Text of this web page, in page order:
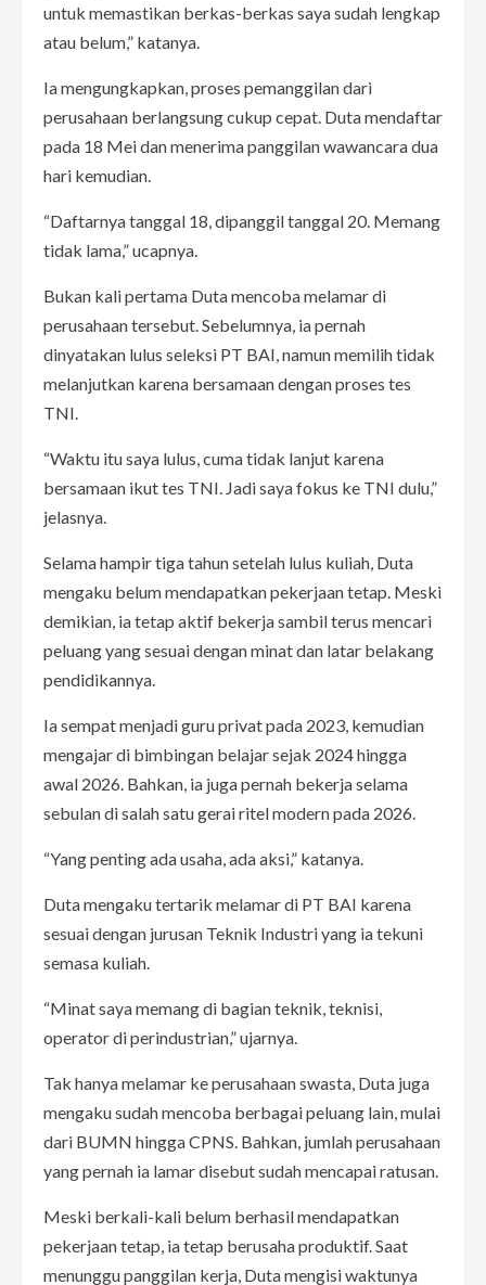
untuk memastikan berkas-berkas saya sudah lengkap
atau belum,” katanya.
Ia mengungkapkan, proses pemanggilan dari
perusahaan berlangsung cukup cepat. Duta mendaftar
pada 18 Mei dan menerima panggilan wawancara dua
hari kemudian.
“Daftarnya tanggal 18, dipanggil tanggal 20. Memang
tidak lama,” ucapnya.
Bukan kali pertama Duta mencoba melamar di
perusahaan tersebut. Sebelumnya, ia pernah
dinyatakan lulus seleksi PT BAI, namun memilih tidak
melanjutkan karena bersamaan dengan proses tes
TNI.
“Waktu itu saya lulus, cuma tidak lanjut karena
bersamaan ikut tes TNI. Jadi saya fokus ke TNI dulu,”
jelasnya.
Selama hampir tiga tahun setelah lulus kuliah, Duta
mengaku belum mendapatkan pekerjaan tetap. Meski
demikian, ia tetap aktif bekerja sambil terus mencari
peluang yang sesuai dengan minat dan latar belakang
pendidikannya.
Ia sempat menjadi guru privat pada 2023, kemudian
mengajar di bimbingan belajar sejak 2024 hingga
awal 2026. Bahkan, ia juga pernah bekerja selama
sebulan di salah satu gerai ritel modern pada 2026.
“Yang penting ada usaha, ada aksi,” katanya.
Duta mengaku tertarik melamar di PT BAI karena
sesuai dengan jurusan Teknik Industri yang ia tekuni
semasa kuliah.
“Minat saya memang di bagian teknik, teknisi,
operator di perindustrian,” ujarnya.
Tak hanya melamar ke perusahaan swasta, Duta juga
mengaku sudah mencoba berbagai peluang lain, mulai
dari BUMN hingga CPNS. Bahkan, jumlah perusahaan
yang pernah ia lamar disebut sudah mencapai ratusan.
Meski berkali-kali belum berhasil mendapatkan
pekerjaan tetap, ia tetap berusaha produktif. Saat
menunggu panggilan kerja, Duta mengisi waktunya